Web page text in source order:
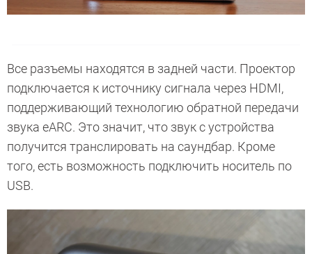
Все разъемы находятся в задней части. Проектор
подключается к источнику сигнала через HDMI,
поддерживающий технологию обратной передачи
звука eARC. Это значит, что звук с устройства
получится транслировать на саундбар. Кроме
того, есть возможность подключить носитель по
USB.